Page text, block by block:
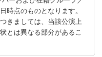
時点のものとなります。
きましては、当該公演上
とは異なる部分があるこ